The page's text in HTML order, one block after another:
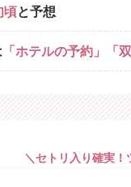
頃と予想
「ホテルの予約」「
＼セトリ入り確実